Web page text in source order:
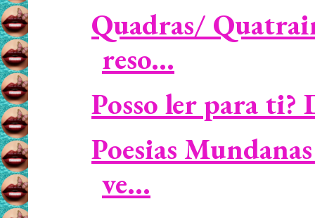
Quadras/
reso...
Posso ler para
Poesias
ve...